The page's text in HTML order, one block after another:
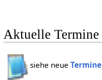
Aktuelle Termine
siehe neue Termine